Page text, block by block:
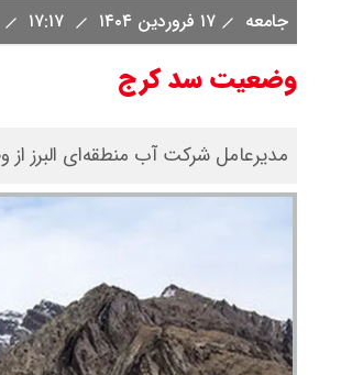
جامعه ۱۷ فروردین ۱۴۰۴
وضعیت سد کرج
مدیرعامل شرکت آب منطقه‌ای البرز